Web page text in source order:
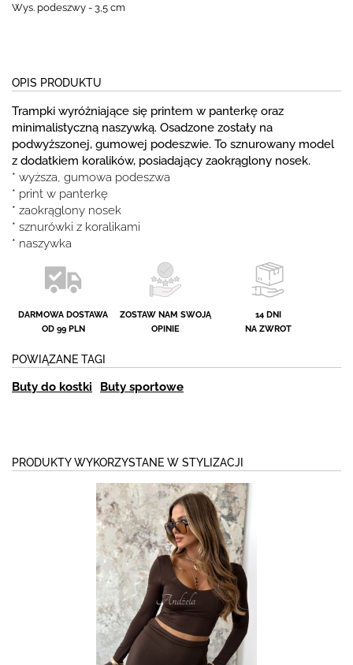
Wys. podeszwy - 3,5 cm
OPIS PRODUKTU
Trampki wyróżniające się printem w panterkę oraz
minimalistyczną naszywką. Osadzone zostały na
podwyższonej, gumowej podeszwie. To sznurowany model
z dodatkiem koralików, posiadający zaokrąglony nosek.
* wyższa, gumowa podeszwa
* print w panterkę
* zaokrąglony nosek
* sznurówki z koralikami
* naszywka
DARMOWA DOSTAWA
OD 99 PLN
ZOSTAW NAM SWOJĄ
OPINIE
14 DNI
NA ZWROT
POWIĄZANE TAGI
Buty do kostki Buty sportowe
PRODUKTY WYKORZYSTANE W STYLIZACJI